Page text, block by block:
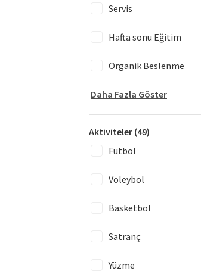
Servis
Hafta sonu Eğitim
Organik Beslenme
Daha Fazla Göster
Aktiviteler (49)
Futbol
Voleybol
Basketbol
Satranç
Yüzme